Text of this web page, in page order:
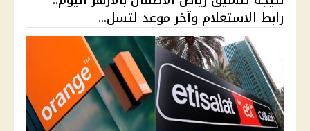
رابط الاستعلام وآخر موعد لتسل...